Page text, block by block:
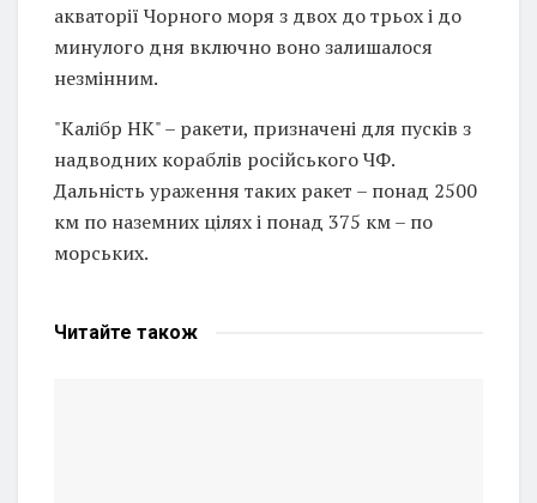
акваторії Чорного моря з двох до трьох і до
минулого дня включно воно залишалося
незмінним.
"Калібр НК" – ракети, призначені для пусків з
надводних кораблів російського ЧФ.
Дальність ураження таких ракет – понад 2500
км по наземних цілях і понад 375 км – по
морських.
Читайте також